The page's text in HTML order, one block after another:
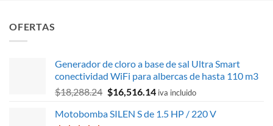
OFERTAS
Generador de cloro a base de sal Ultra Smart
conectividad WiFi para albercas de hasta 110 m3
$18,288.24 El
original
$16,516.14El
actual
iva incluido
Motobomba SILEN S de 1.5 HP / 220 V